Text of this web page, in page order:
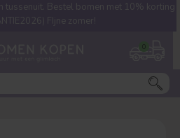
0
tussenuit. Bestel bomen met 10% korting
FIjne zomer!
jij naar op